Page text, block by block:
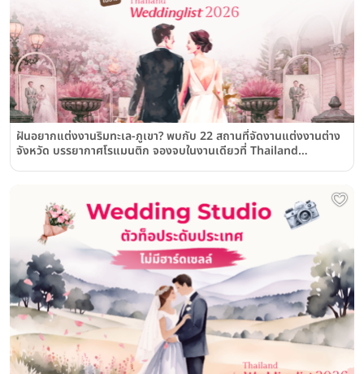
ฝันอยากแต่งงานริมทะเล-ภูเขา? พบกับ 22 สถานที่จัดงานแต่งงานต่าง
จังหวัด บรรยากาศโรแมนติก จองจบในงานเดียวที่ Thailand